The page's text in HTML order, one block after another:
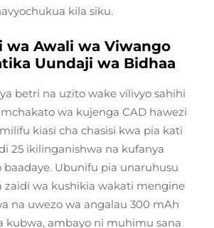
kila siku.
wa Awali wa Viwango
Uundaji wa Bidhaa
betri na uzito wake vilivyo sahihi
wa kujenga CAD hawezi
kiasi cha chasisi kwa pia kati
25 ikilinganishwa na kufanya
Ubunifu pia unaruhusu
zaidi wa kushikia wakati mengine
na uwezo wa angalau 300 mAh
kubwa, ambayo ni muhimu sana